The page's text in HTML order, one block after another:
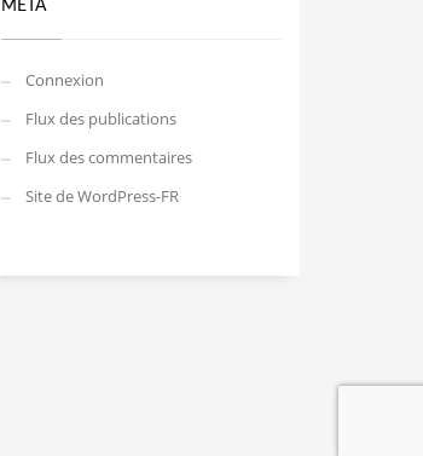
MÉTA
Connexion
Flux des publications
Flux des commentaires
Site de WordPress-FR